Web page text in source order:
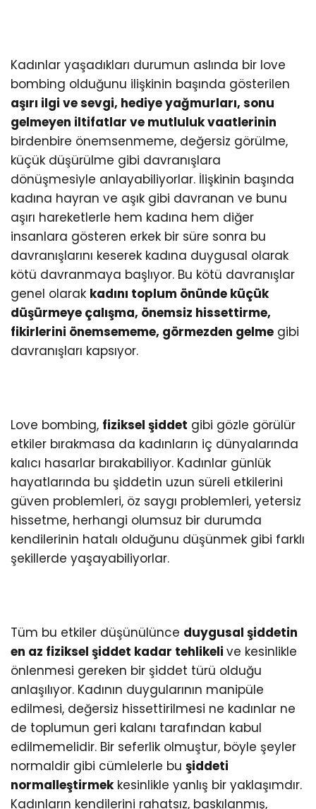
Kadınlar yaşadıkları durumun aslında bir love
bombing olduğunu ilişkinin başında gösterilen
aşırı ilgi ve sevgi, hediye yağmurları, sonu
gelmeyen iltifatlar ve mutluluk vaatlerinin
birdenbire önemsenmeme, değersiz görülme,
küçük düşürülme gibi davranışlara
dönüşmesiyle anlayabiliyorlar. İlişkinin başında
kadına hayran ve aşık gibi davranan ve bunu
aşırı hareketlerle hem kadına hem diğer
insanlara gösteren erkek bir süre sonra bu
davranışlarını keserek kadına duygusal olarak
kötü davranmaya başlıyor. Bu kötü davranışlar
genel olarak kadını toplum önünde küçük
düşürmeye çalışma, önemsiz hissettirme,
fikirlerini önemsememe, görmezden gelme gibi
davranışları kapsıyor.
Love bombing, fiziksel şiddet gibi gözle görülür
etkiler bırakmasa da kadınların iç dünyalarında
kalıcı hasarlar bırakabiliyor. Kadınlar günlük
hayatlarında bu şiddetin uzun süreli etkilerini
güven problemleri, öz saygı problemleri, yetersiz
hissetme, herhangi olumsuz bir durumda
kendilerinin hatalı olduğunu düşünmek gibi farklı
şekillerde yaşayabiliyorlar.
Tüm bu etkiler düşünülünce duygusal şiddetin
en az fiziksel şiddet kadar tehlikeli ve kesinlikle
önlenmesi gereken bir şiddet türü olduğu
anlaşılıyor. Kadının duygularının manipüle
edilmesi, değersiz hissettirilmesi ne kadınlar ne
de toplumun geri kalanı tarafından kabul
edilmemelidir. Bir seferlik olmuştur, böyle şeyler
normaldir gibi cümlelerle bu şiddeti
normalleştirmekkesinlikle yanlış bir yaklaşımdır.
Kadınların kendilerini rahatsız, baskılanmış,